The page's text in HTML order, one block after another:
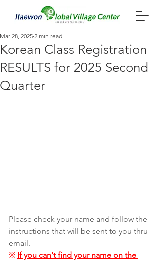
Korean Class Registration
RESULTS for 2025 Second
Quarter
Mar 28, 2025 2 min read
Please check your name and follow the
instructions that will be sent to you thru
email.
※ If you can't find your name on the